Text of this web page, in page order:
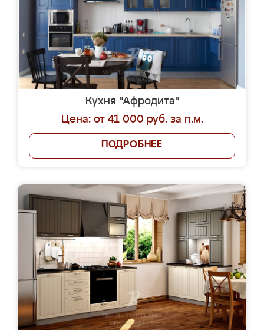
Кухня "Афродита"
Цена: от 41 000 руб. за п.м.
ПОДРОБНЕЕ